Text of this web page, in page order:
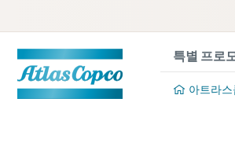
특별 프로
아트라